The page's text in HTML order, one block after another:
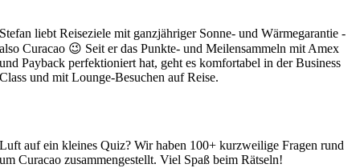
Stefan liebt Reiseziele mit ganzjähriger Sonne- und Wärmegarantie -
also Curacao 😉 Seit er das Punkte- und Meilensammeln mit Amex
und Payback perfektioniert hat, geht es komfortabel in der Business
Class und mit Lounge-Besuchen auf Reise.
Luft auf ein kleines Quiz? Wir haben 100+ kurzweilige Fragen rund
um Curacao zusammengestellt. Viel Spaß beim Rätseln!